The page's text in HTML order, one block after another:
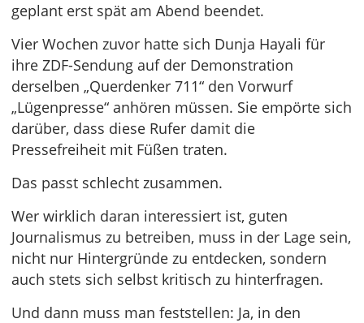
geplant erst spät am Abend beendet.
Vier Wochen zuvor hatte sich Dunja Hayali für
ihre ZDF-Sendung auf der Demonstration
derselben „Querdenker 711“ den Vorwurf
„Lügenpresse“ anhören müssen. Sie empörte sich
darüber, dass diese Rufer damit die
Pressefreiheit mit Füßen traten.
Das passt schlecht zusammen.
Wer wirklich daran interessiert ist, guten
Journalismus zu betreiben, muss in der Lage sein,
nicht nur Hintergründe zu entdecken, sondern
auch stets sich selbst kritisch zu hinterfragen.
Und dann muss man feststellen: Ja, in den